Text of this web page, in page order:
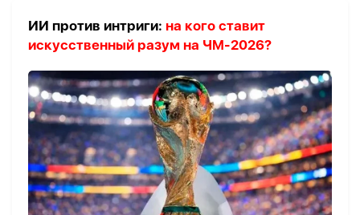
ИИ против интриги: на кого ставит
искусственный разум на ЧМ-2026?